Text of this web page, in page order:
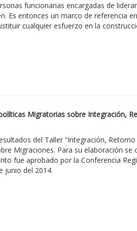
funcionarias encargadas de
Es entonces un marco de referencia
cualquier esfuerzo en la
Migratorias sobre Integración,
del Taller “Integración,
Migraciones. Para su elaboración
fue aprobado por la Conferencia
junio del 2014.